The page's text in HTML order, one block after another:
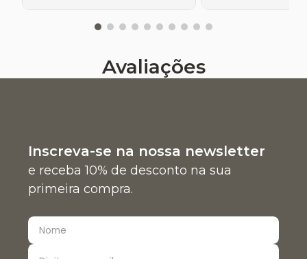
Avaliações
Inscreva-se na nossa newsletter
e receba 10% de desconto na sua
primeira compra.